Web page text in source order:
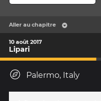
Aller au chapitre
10 août 2017
Lipari
Palermo, Italy